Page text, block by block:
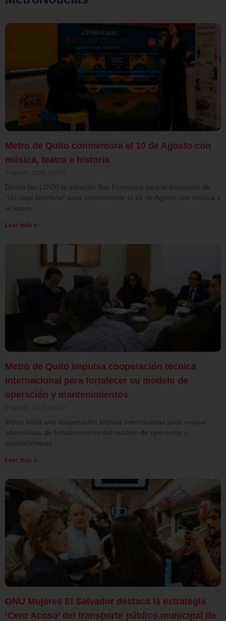
Metro de Quito conmemora el 10 de Agosto con
música, teatro e historia
Desde las 12h00 la estación San Francisco será el escenario de
“Un viaje libertario” para conmemorar el 10 de Agosto con música y
el teatro.
Leer más »
Metro de Quito impulsa cooperación técnica
internacional para fortalecer su modelo de
operación y mantenimientos
Metro inició una cooperación técnica internacional para evaluar
alternativas de fortalecimiento del modelo de operación y
mantenimiento.
Leer más »
ONU Mujeres El Salvador destaca la estrategia
‘Cero Acoso’ del transporte público municipal de